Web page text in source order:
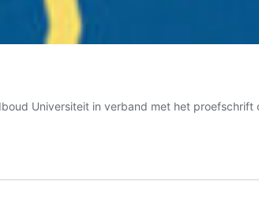
Universiteit in verband met het proefschrift